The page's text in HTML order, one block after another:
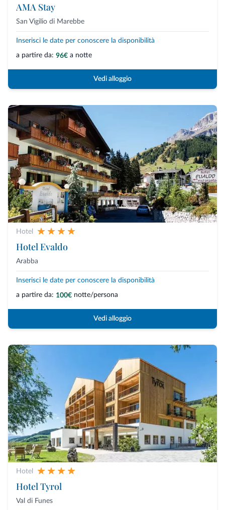
AMA Stay
San Vigilio di Marebbe
Inserisci le date per conoscere la disponibilità
a partire da: 96€ a notte
Vedi alloggio
Hotel
Hotel Evaldo
Arabba
Inserisci le date per conoscere la disponibilità
a partire da: 100€ notte/persona
Vedi alloggio
Hotel
Hotel Tyrol
Val di Funes